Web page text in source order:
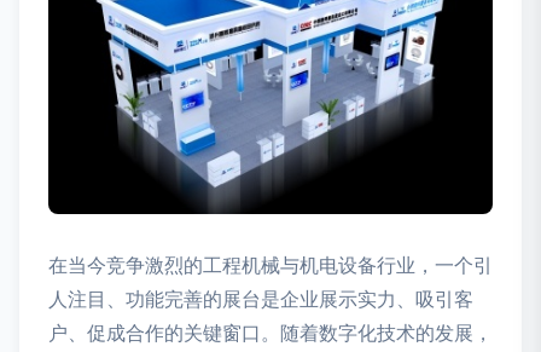
在当今竞争激烈的工程机械与机电设备行业，一个引
人注目、功能完善的展台是企业展示实力、吸引客
户、促成合作的关键窗口。随着数字化技术的发展，